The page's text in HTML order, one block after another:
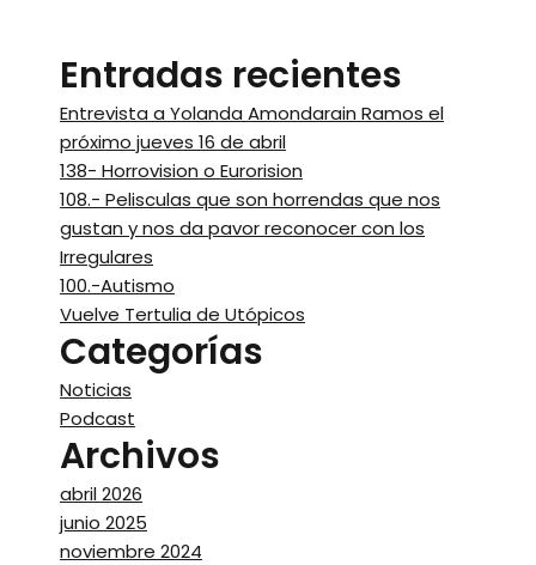
Entradas recientes
Entrevista a Yolanda Amondarain Ramos el
próximo jueves 16 de abril
138- Horrovision o Eurorision
108.- Pelisculas que son horrendas que nos
gustan y nos da pavor reconocer con los
Irregulares
100.-Autismo
Vuelve Tertulia de Utópicos
Categorías
Noticias
Podcast
Archivos
abril 2026
junio 2025
noviembre 2024